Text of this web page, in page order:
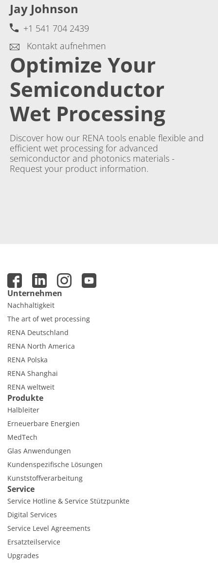
Jay Johnson
+1 541 704 2439
Kontakt aufnehmen
Optimize Your
Semiconductor
Wet Processing
Discover how our RENA tools enable flexible and
efficient wet processing for advanced
semiconductor and photonics materials -
Request your product information.
Unternehmen
Nachhaltigkeit
The art of wet processing
RENA Deutschland
RENA North America
RENA Polska
RENA Shanghai
RENA weltweit
Produkte
Halbleiter
Erneuerbare Energien
MedTech
Glas Anwendungen
Kundenspezifische Lösungen
Kunststoffverarbeitung
Service
Service Hotline & Service Stützpunkte
Digital Services
Service Level Agreements
Ersatzteilservice
Upgrades